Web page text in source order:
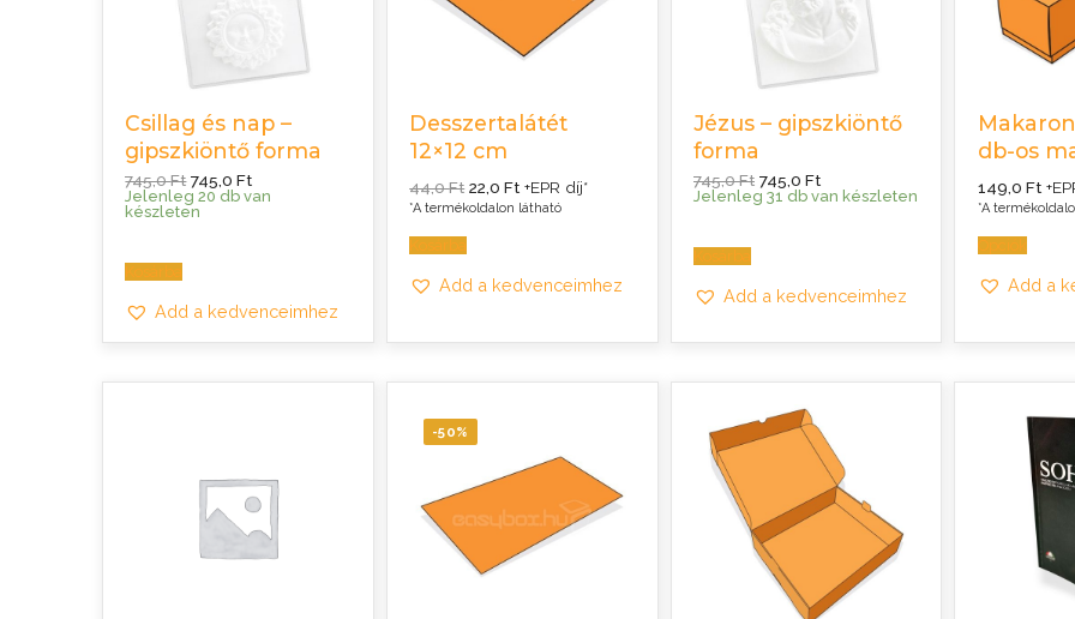
Csillag és nap –
gipszkiöntő forma
745,0Ft Original
price
was:
745,0FtCurrent
price
Jelenleg 20 db van
készleten
Add a kedvenceimhez
Desszertalátét
12×12 cm
44,0Ft Original
price
was:
22,0FtCurrent
price
is:
+EPR díj*
*A termékoldalon látható
Add a kedvenceimhez
Jézus – gipszkiöntő
forma
745,0Ft Original
price
was:
745,0FtCurrent
price
Jelenleg 31 db van készleten
Add a kedvenceimhez
db-os
149,0 Ft
*A
Add a
-50%